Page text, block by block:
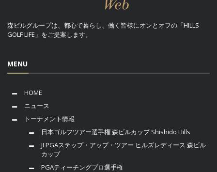
森ビルグループは、都心で暮らし、働く皆様にオンとオフの「HILLS
GOLF LIFE」をご提案します。
MENU
HOME
ニュース
トーナメント情報
日本ゴルフツアー選手権 森ビルカップ Shishido Hills
JLPGAステップ・アップ・ツアー ヒルズレディース 森ビル
カップ
PGAティーチングプロ選手権